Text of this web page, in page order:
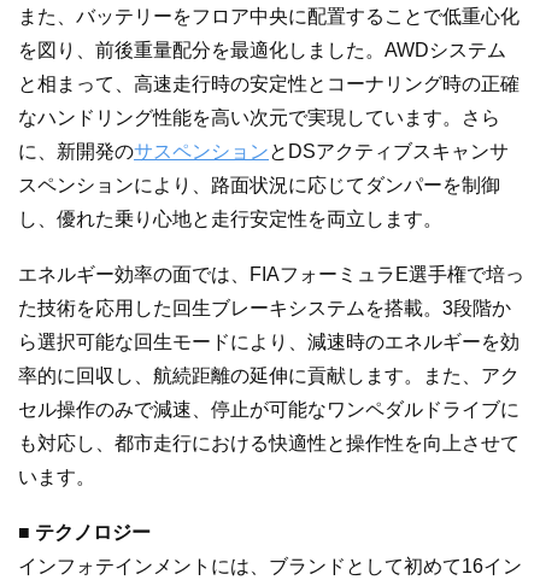
また、バッテリーをフロア中央に配置することで低重心化
を図り、前後重量配分を最適化しました。AWDシステム
と相まって、高速走行時の安定性とコーナリング時の正確
なハンドリング性能を高い次元で実現しています。さら
に、新開発のサスペンションとDSアクティブスキャンサ
スペンションにより、路面状況に応じてダンパーを制御
し、優れた乗り心地と走行安定性を両立します。
エネルギー効率の面では、FIAフォーミュラE選手権で培っ
た技術を応用した回生ブレーキシステムを搭載。3段階か
ら選択可能な回生モードにより、減速時のエネルギーを効
率的に回収し、航続距離の延伸に貢献します。また、アク
セル操作のみで減速、停止が可能なワンペダルドライブに
も対応し、都市走行における快適性と操作性を向上させて
います。
■ テクノロジー
インフォテインメントには、ブランドとして初めて16イン